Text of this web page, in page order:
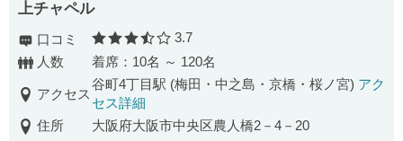
上チャペル
口コミ 口コミ評価
3.7
人数
着席：10名 ～ 120名
アクセス
谷町4丁目駅 (梅田・中之島・京橋・桜ノ宮) アク
セス詳細
住所
大阪府大阪市中央区農人橋2－4－20